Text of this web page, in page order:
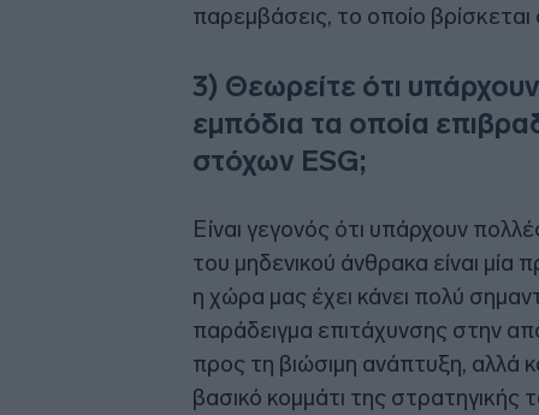
παρεμβάσεις, το οποίο βρίσκεται
3) Θεωρείτε ότι
εμπόδια τα οποία
στόχων ESG;
Είναι γεγονός ότι υπάρχουν
του μηδενικού άνθρακα είναι
η χώρα μας έχει κάνει πολύ
παράδειγμα επιτάχυνσης στην
προς τη βιώσιμη ανάπτυξη, αλλά
βασικό κομμάτι της στρατηγικής